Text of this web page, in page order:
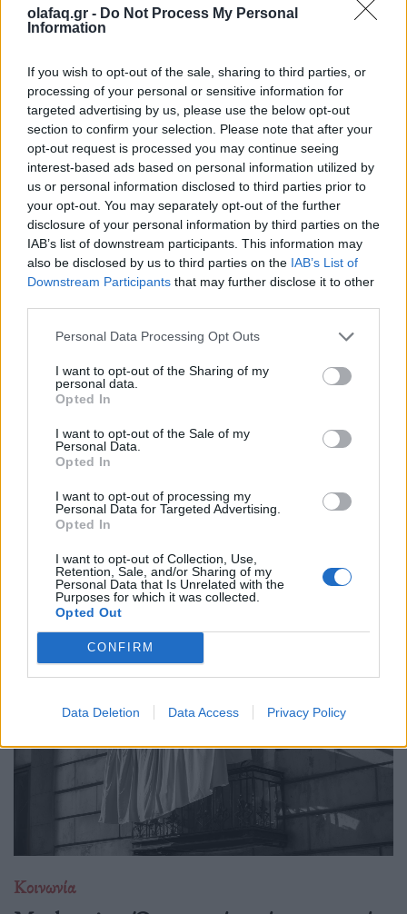
olafaq.gr - Do Not Process My Personal
Information
If you wish to opt-out of the sale, sharing to third parties, or
processing of your personal or sensitive information for
targeted advertising by us, please use the below opt-out
section to confirm your selection. Please note that after your
opt-out request is processed you may continue seeing
interest-based ads based on personal information utilized by
us or personal information disclosed to third parties prior to
your opt-out. You may separately opt-out of the further
disclosure of your personal information by third parties on the
IAB’s list of downstream participants. This information may
also be disclosed by us to third parties on the IAB’s List of
Downstream Participants that may further disclose it to other
Personal Data Processing Opt Outs
I want to opt-out of the Sharing of my
personal data.
Opted In
I want to opt-out of the Sale of my
Personal Data.
Opted In
I want to opt-out of processing my
Personal Data for Targeted Advertising.
Opted In
I want to opt-out of Collection, Use,
Retention, Sale, and/or Sharing of my
Personal Data that Is Unrelated with the
Purposes for which it was collected.
Opted Out
CONFIRM
Data Deletion Data Access Privacy Policy
εργασία γίνεται διάφανο πεδίο ελέγχου
Η ψηφιακή παρακολούθηση μετατρέπει τον χώρο εργασίας σε
αόρατο πανόπτικον, ανατρέποντας ισορροπίες και
επανακαθορίζοντας τα όρια ιδιωτικότητας και ισχύος.
Κοινωνία
Πώς το influencer culture έγινε η πιο αόρατη
μορφή εργασιακής εξάρτησης
04.12.25
δημιουργικότητα και δουλειά χωρίς αφεντικά αποδεικνύεται
σήμερα μια λεπτοδουλεμένη αυταπάτη: Στη θέση του
προϊσταμένου μπήκε ο αλγόριθμος, επιβάλλοντας
Κοινωνία